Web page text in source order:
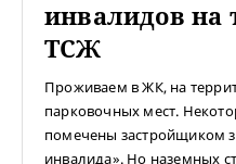
инвалидов на
ТСЖ
Проживаем в ЖК, на
парковочных мест.
помечены застройщиком
инвалида». Но наземных